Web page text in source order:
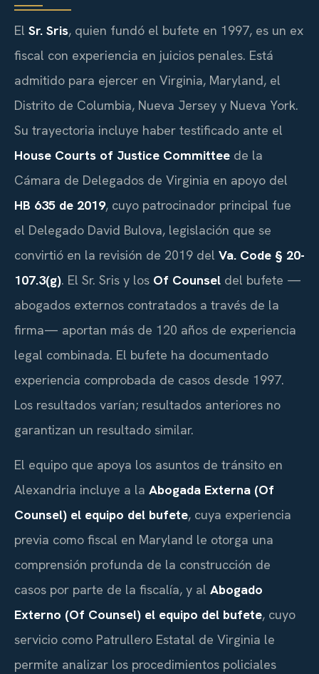
El Sr. Sris, quien fundó el bufete en 1997, es un ex
fiscal con experiencia en juicios penales. Está
admitido para ejercer en Virginia, Maryland, el
Distrito de Columbia, Nueva Jersey y Nueva York.
Su trayectoria incluye haber testificado ante el
House Courts of Justice Committee de la
Cámara de Delegados de Virginia en apoyo del
HB 635 de 2019, cuyo patrocinador principal fue
el Delegado David Bulova, legislación que se
convirtió en la revisión de 2019 del Va. Code § 20-
107.3(g). El Sr. Sris y los Of Counsel del bufete —
abogados externos contratados a través de la
firma— aportan más de 120 años de experiencia
legal combinada. El bufete ha documentado
experiencia comprobada de casos desde 1997.
Los resultados varían; resultados anteriores no
garantizan un resultado similar.
El equipo que apoya los asuntos de tránsito en
Alexandria incluye a la Abogada Externa (Of
Counsel) el equipo del bufete, cuya experiencia
previa como fiscal en Maryland le otorga una
comprensión profunda de la construcción de
casos por parte de la fiscalía, y al Abogado
Externo (Of Counsel) el equipo del bufete, cuyo
servicio como Patrullero Estatal de Virginia le
permite analizar los procedimientos policiales